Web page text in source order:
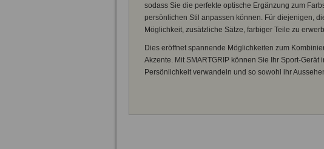
sodass Sie die perfekte optische Ergänzung zum
persönlichen Stil anpassen können. Für diejenigen,
Möglichkeit, zusätzliche Sätze, farbiger Teile zu
Dies eröffnet spannende Möglichkeiten zum
Akzente. Mit SMARTGRIP können Sie Ihr Sport-
Persönlichkeit verwandeln und so sowohl ihr